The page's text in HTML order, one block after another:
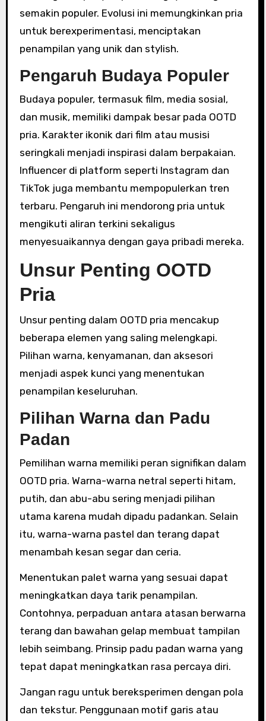
semakin populer. Evolusi ini memungkinkan pria
untuk berexperimentasi, menciptakan
penampilan yang unik dan stylish.
Pengaruh Budaya Populer
Budaya populer, termasuk film, media sosial,
dan musik, memiliki dampak besar pada OOTD
pria. Karakter ikonik dari film atau musisi
seringkali menjadi inspirasi dalam berpakaian.
Influencer di platform seperti Instagram dan
TikTok juga membantu mempopulerkan tren
terbaru. Pengaruh ini mendorong pria untuk
mengikuti aliran terkini sekaligus
menyesuaikannya dengan gaya pribadi mereka.
Unsur Penting OOTD
Pria
Unsur penting dalam OOTD pria mencakup
beberapa elemen yang saling melengkapi.
Pilihan warna, kenyamanan, dan aksesori
menjadi aspek kunci yang menentukan
penampilan keseluruhan.
Pilihan Warna dan Padu
Padan
Pemilihan warna memiliki peran signifikan dalam
OOTD pria. Warna-warna netral seperti hitam,
putih, dan abu-abu sering menjadi pilihan
utama karena mudah dipadu padankan. Selain
itu, warna-warna pastel dan terang dapat
menambah kesan segar dan ceria.
Menentukan palet warna yang sesuai dapat
meningkatkan daya tarik penampilan.
Contohnya, perpaduan antara atasan berwarna
terang dan bawahan gelap membuat tampilan
lebih seimbang. Prinsip padu padan warna yang
tepat dapat meningkatkan rasa percaya diri.
Jangan ragu untuk bereksperimen dengan pola
dan tekstur. Penggunaan motif garis atau